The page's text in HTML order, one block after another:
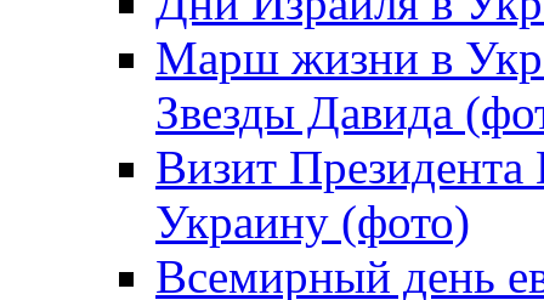
Марш жизни в
Звезды Давида
Визит
Украину (фото)
Всемирный день